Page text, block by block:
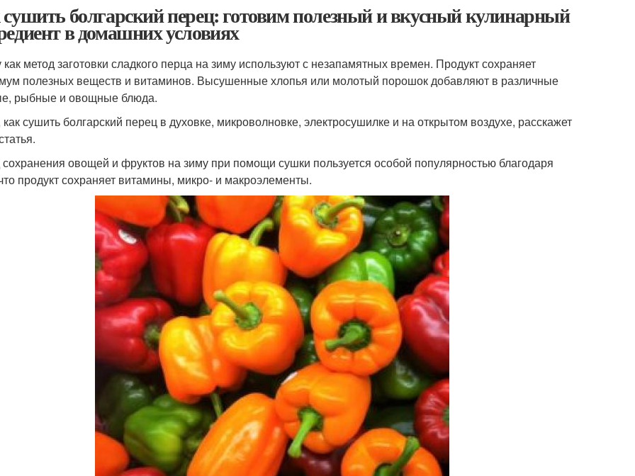
болгарский перец: готовим полезный и вкусный кулинарный
в домашних условиях
метод заготовки сладкого перца на зиму используют с незапамятных времен. Продукт сохраняет
полезных веществ и витаминов. Высушенные хлопья или молотый порошок добавляют в различные
рыбные и овощные блюда.
сушить болгарский перец в духовке, микроволновке, электросушилке и на открытом воздухе, расскажет
овощей и фруктов на зиму при помощи сушки пользуется особой популярностью благодаря
продукт сохраняет витамины, микро- и макроэлементы.